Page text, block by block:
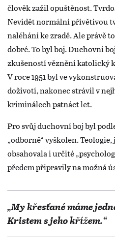
člověk zažil opuštěnost.
Nevidět normální přívětivou
naléhání ke zradě. Ale právě
dobré. To byl boj. Duchovní
zkušeností věznění katolický
V roce 1951 byl ve
doživotí, nakonec strávil v
kriminálech patnáct let.
Pro svůj duchovní boj byl
„odborně“ vyškolen.
obsahovala i určité
předem připravily na možná
„My křesťané máme
Kristem s jeho křížem.“